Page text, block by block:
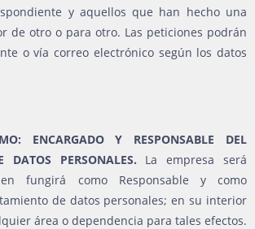
y aquellos que han hecho una
de otro o para otro. Las peticiones podrán
o vía correo electrónico según los datos
ENCARGADO Y RESPONSABLE DEL
DATOS PERSONALES. La empresa será
fungirá como Responsable y como
de datos personales; en su interior
área o dependencia para tales efectos.